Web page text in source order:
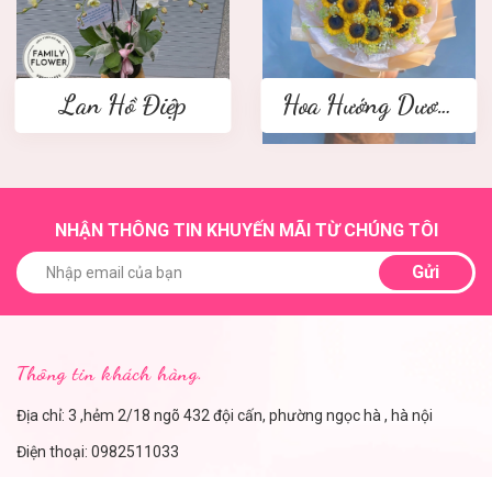
Lan Hồ Điệp Hoa Hướng Dương
NHẬN THÔNG TIN KHUYẾN MÃI TỪ CHÚNG TÔI
Gửi
Thông tin khách hàng.
Địa chỉ: 3 ,hẻm 2/18 ngõ 432 đội cấn, phường ngọc hà , hà nội
Điện thoại: 0982511033